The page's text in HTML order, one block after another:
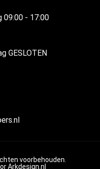
09:00 - 17:00
GESLOTEN
voorbehouden.
Arkdesign.nl